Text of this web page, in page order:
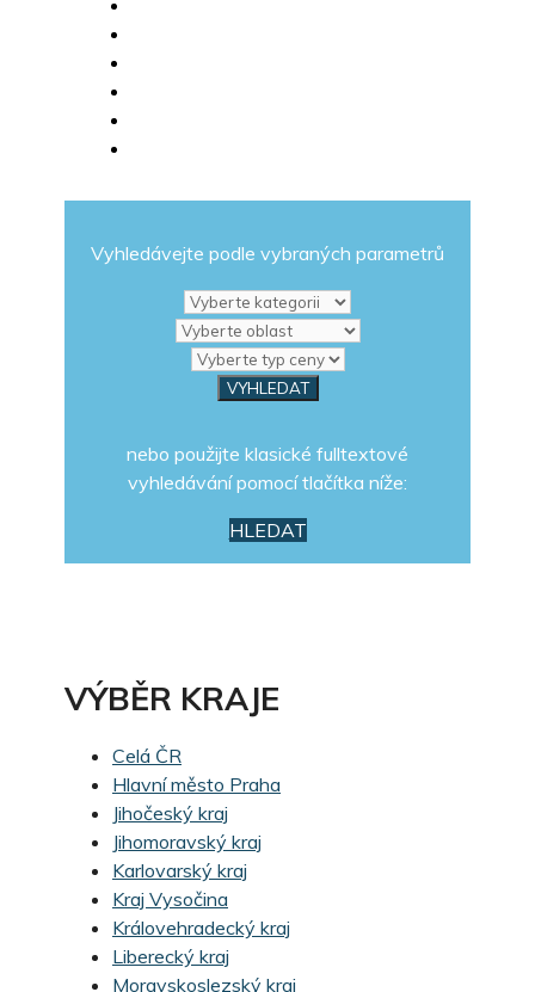
Vyhledávejte podle vybraných parametrů
nebo použijte klasické fulltextové
vyhledávání pomocí tlačítka níže:
HLEDAT
VÝBĚR KRAJE
Celá ČR
Hlavní město Praha
Jihočeský kraj
Jihomoravský kraj
Karlovarský kraj
Kraj Vysočina
Královehradecký kraj
Liberecký kraj
Moravskoslezský kraj